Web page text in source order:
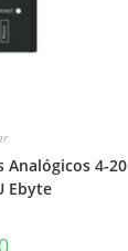
4-20
Ebyte